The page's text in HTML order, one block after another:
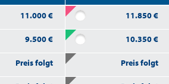
11.000€ 11.850€
9.500€ 10.350€
Preis folgt Preis folgt